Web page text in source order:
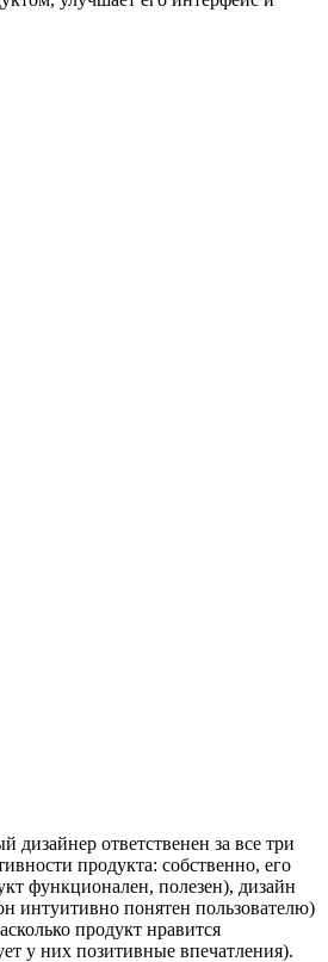
дизайнер ответственен за все три
продукта: собственно, его
функционален, полезен), дизайн
интуитивно понятен пользователю)
продукт нравится
у них позитивные впечатления).